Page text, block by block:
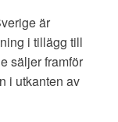
är
i tillägg till
säljer framför
i utkanten av